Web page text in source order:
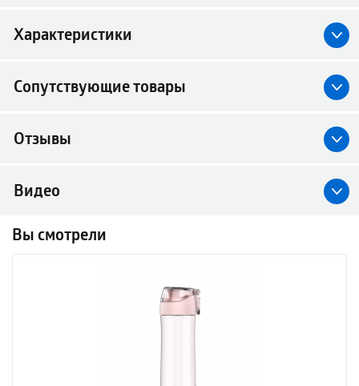
Характеристики
Сопутствующие товары
Отзывы
Видео
Вы смотрели